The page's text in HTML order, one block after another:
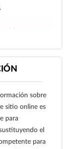
piel
sobre
sitio online es
para
el
para